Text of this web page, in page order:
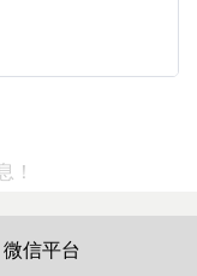
！
微信平台